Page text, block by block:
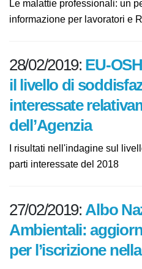
Le malattie professionali:
28/02/2019:EU-
elevato il livello di
delle parti
relativamente al
dell’Agenzia
parti interessate del 2018
27/02/2019:Albo